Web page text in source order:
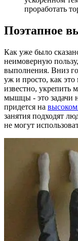
проработать
Поэтапное
Как уже было
неимоверную
выполнения. Вниз
уж и просто, как это
известно, укрепить
мышцы - это задачи
придется на
занятия подходят
не могут